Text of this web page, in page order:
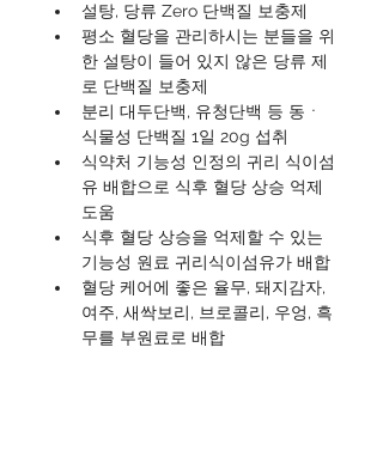
설탕, 당류 Zero 단백질 보충제
평소 혈당을 관리하시는 분들을 위
한 설탕이 들어 있지 않은 당류 제
로 단백질 보충제
분리 대두단백, 유청단백 등 동ㆍ
식물성 단백질 1일 20g 섭취
식약처 기능성 인정의 귀리 식이섬
유 배합으로 식후 혈당 상승 억제
도움
식후 혈당 상승을 억제할 수 있는
기능성 원료 귀리식이섬유가 배합
혈당 케어에 좋은 율무, 돼지감자,
여주, 새싹보리, 브로콜리, 우엉, 흑
무를 부원료로 배합